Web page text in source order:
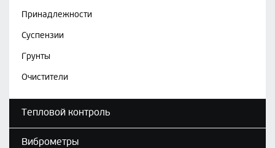
Принадлежности
Суспензии
Грунты
Очистители
Тепловой контроль
Виброметры